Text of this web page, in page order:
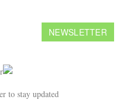
NEWSLETTER
to stay updated.